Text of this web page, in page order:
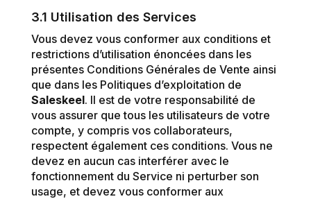
3.1 Utilisation des Services
Vous devez vous conformer aux conditions et
restrictions d’utilisation énoncées dans les
présentes Conditions Générales de Vente ainsi
que dans les Politiques d’exploitation de
Saleskeel. Il est de votre responsabilité de
vous assurer que tous les utilisateurs de votre
compte, y compris vos collaborateurs,
respectent également ces conditions. Vous ne
devez en aucun cas interférer avec le
fonctionnement du Service ni perturber son
usage, et devez vous conformer aux